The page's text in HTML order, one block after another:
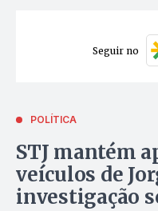
Seguir no
POLÍTICA
STJ mantém
veículos de
investigação